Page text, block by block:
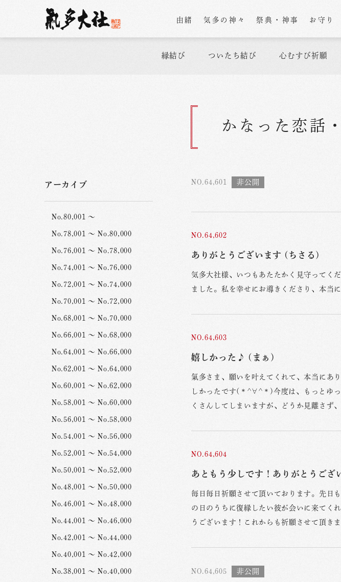
由緒 気多の神々 祭典・神事 お守り
縁結び ついたち結び 心むすび祈願
かなった恋話 ・
NO.64,601
NO.64,602
ありがとうございます (ちさる)
気多大社様、いつもあたたかく見守ってく
ました。私を幸せにお導きくださり、本当
NO.64,603
嬉しかった♪ (まぁ)
氣多さま、願いを叶えてくれて、本当にあ
しかったです(＊^∀^＊)今度は、もっとゆ
くさんしてしまいますが、どうか見離さず
NO.64,604
あともう少しです！ありがとうござ
毎日毎日祈願させて頂いております。先日
の日のうちに復縁したい彼が会いに来てく
うございます！これからも祈願させて頂き
NO.64,605
アーカイブ
No.80,001 ～
No.78,001 ～ No.80,000
No.76,001 ～ No.78,000
No.74,001 ～ No.76,000
No.72,001 ～ No.74,000
No.70,001 ～ No.72,000
No.68,001 ～ No.70,000
No.66,001 ～ No.68,000
No.64,001 ～ No.66,000
No.62,001 ～ No.64,000
No.60,001 ～ No.62,000
No.58,001 ～ No.60,000
No.56,001 ～ No.58,000
No.54,001 ～ No.56,000
No.52,001 ～ No.54,000
No.50,001 ～ No.52,000
No.48,001 ～ No.50,000
No.46,001 ～ No.48,000
No.44,001 ～ No.46,000
No.42,001 ～ No.44,000
No.40,001 ～ No.42,000
No.38,001 ～ No.40,000